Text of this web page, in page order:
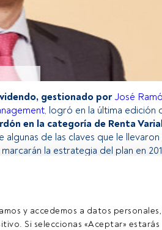
y accedemos a datos
Si seleccionas «Aceptar»
gestionado por José
, logró en la última edición
en la categoría de Renta
de las claves que le llevaron
la estrategia del plan en
Si aún no tienes cuenta, te
el universo que ofrece